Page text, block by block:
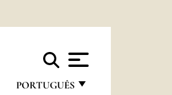
PORTUGUÊS